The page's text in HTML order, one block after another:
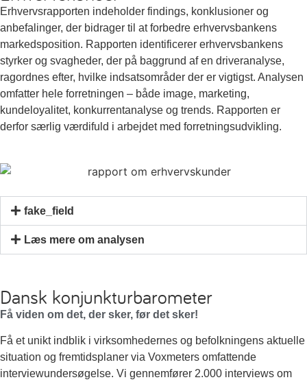
Erhvervsrapporten indeholder findings, konklusioner og
anbefalinger, der bidrager til at forbedre erhvervsbankens
markedsposition. Rapporten identificerer erhvervsbankens
styrker og svagheder, der på baggrund af en driveranalyse,
ragordnes efter, hvilke indsatsområder der er vigtigst. Analysen
omfatter hele forretningen – både image, marketing,
kundeloyalitet, konkurrentanalyse og trends. Rapporten er
derfor særlig værdifuld i arbejdet med forretningsudvikling.
fake_field
Læs mere om analysen
Dansk konjunkturbarometer
Få viden om det, der sker, før det sker!
Få et unikt indblik i virksomhedernes og befolkningens aktuelle
situation og fremtidsplaner via Voxmeters omfattende
interviewundersøgelse. Vi gennemfører 2.000 interviews om